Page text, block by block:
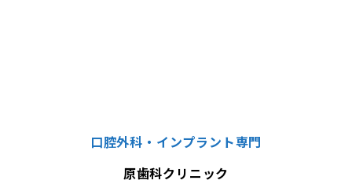
口腔外科・インプラント専門
原歯科クリニック